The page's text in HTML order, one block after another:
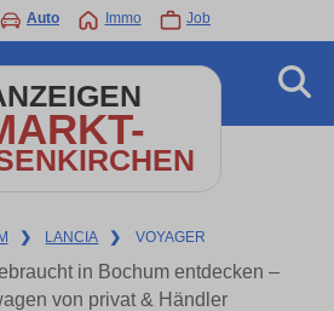
Auto Immo Job
❯ LANCIA ❯ VOYAGER
in Bochum entdecken –
von privat & Händler